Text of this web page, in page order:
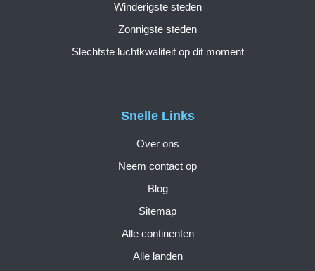
Snelle Links
Over ons
Neem contact op
Blog
Sitemap
Alle continenten
Alle landen
Winderigste steden
Zonnigste steden
Slechtste luchtkwaliteit op dit moment